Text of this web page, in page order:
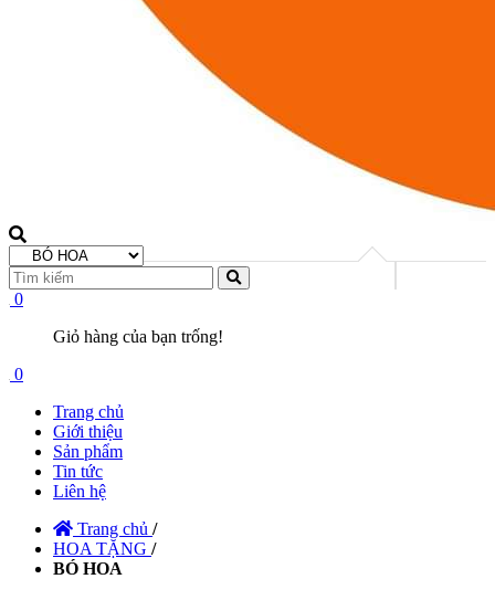
0
Giỏ hàng của bạn trống!
0
Trang chủ
Giới thiệu
Sản phẩm
Tin tức
Liên hệ
Trang chủ /
HOA TẶNG /
BÓ HOA